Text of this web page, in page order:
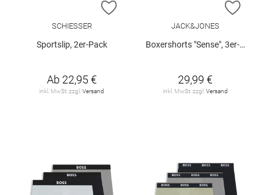
ZUR WUNSCHLISTE HINZUFÜGEN
SCHIESSER
Sportslip, 2er-Pack
Ab 22,95 €
inkl. MwSt. zzgl. Versand
ZUR
JACK&JONES
Boxershorts "Sense", 3er-Pack
29,99 €
inkl. MwSt. zzgl. Versand